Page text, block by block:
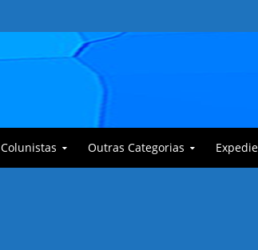
Colunistas Outras Categorias